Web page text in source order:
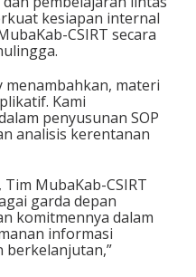
kesiapan internal
CSIRT secara
menambahkan, materi
Kami
penyusunan SOP
analisis kerentanan
MubaKab-CSIRT
garda depan
komitmennya dalam
informasi
berkelanjutan,”